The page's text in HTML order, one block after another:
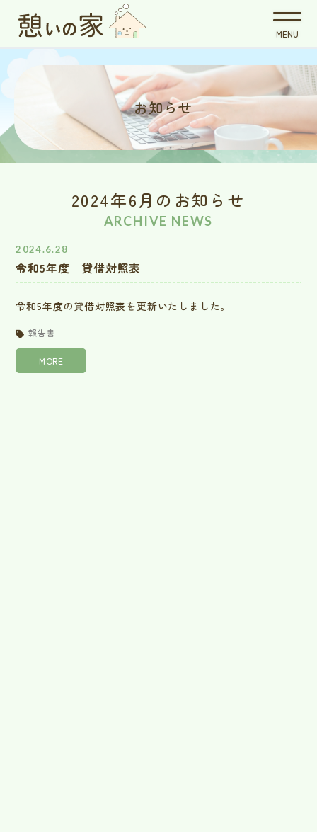
お知らせ
2024年6月のお知らせ
ARCHIVE NEWS
2024.6.28
令和5年度 貸借対照表
令和5年度の貸借対照表を更新いたしました。
報告書
MORE